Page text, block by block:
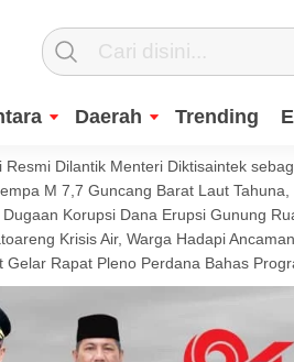
Daerah Trending
Resmi Dilantik Menteri Diktisaintek
M 7,7 Guncang Barat Laut
Korupsi Dana Erupsi Gunung
Krisis Air, Warga Hadapi
Gelar Rapat Pleno Perdana Bahas